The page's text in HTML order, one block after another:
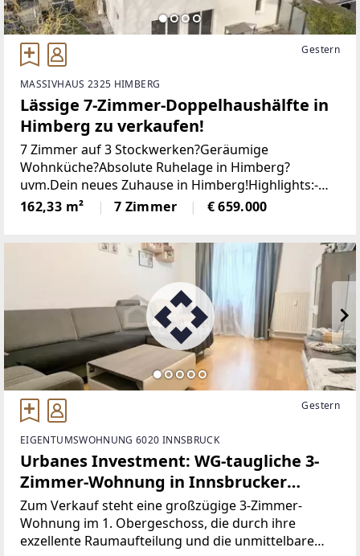
Gestern
MASSIVHAUS 2325 HIMBERG
Lässige 7-Zimmer-Doppelhaushälfte in
Himberg zu verkaufen!
7 Zimmer auf 3 Stockwerken?Geräumige
Wohnküche?Absolute Ruhelage in Himberg?
uvm.Dein neues Zuhause in Himberg!Highlights:-
Baujahr 2015- 7 Zimmer- Insgesamt 3 WC's und 2x
Badezimmer- Luftwärmepumpe mit
162,33 m² 7 Zimmer € 659.000
Gestern
EIGENTUMSWOHNUNG 6020 INNSBRUCK
Urbanes Investment: WG-taugliche 3-
Zimmer-Wohnung in Innsbrucker
Bestlage
Zum Verkauf steht eine großzügige 3-Zimmer-
Wohnung im 1. Obergeschoss, die durch ihre
exzellente Raumaufteilung und die unmittelbare